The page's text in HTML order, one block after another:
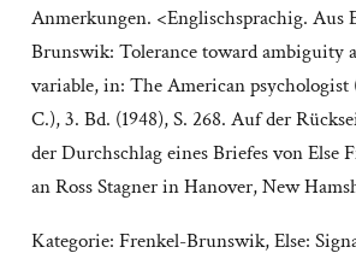
Anmerkungen. <Englischsprachig. Aus
Brunswik: Tolerance toward ambiguity
variable, in: The American
C.), 3. Bd. (1948), S. 268. Auf der
der Durchschlag eines Briefes von Else
an Ross Stagner in Hanover, New
Kategorie: Frenkel-Brunswik, Else: